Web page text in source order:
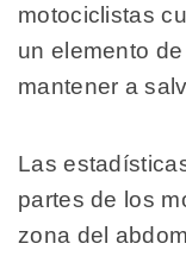
motociclistas
un elemento
mantener a
Las
partes de los
zona del